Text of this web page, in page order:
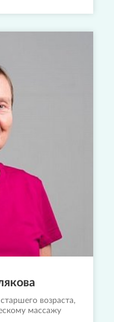
возраста,
массажу